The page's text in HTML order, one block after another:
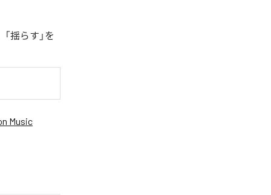
揺らす」を
Music